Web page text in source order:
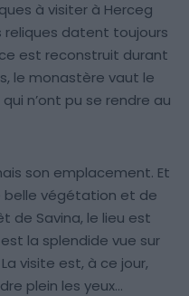
à visiter à Herceg
reliques datent toujours
est reconstruit durant
le monastère vaut le
n’ont pu se rendre au
son emplacement. Et
belle végétation et de
de Savina, le lieu est
la splendide vue sur
visite est, à ce jour,
plein les yeux…